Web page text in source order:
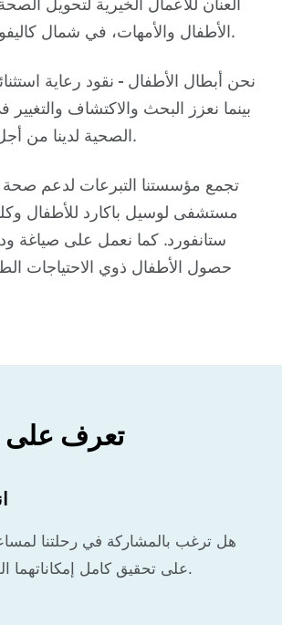
العنان للأعمال الخيرية لتحويل
الأطفال والأمهات، في شمال كاليفورنيا وحول العالم.
نحن أبطال الأطفال - نقود رعاية
بينما نعزز البحث والاكتشاف والتغيير
الصحية لدينا من أجل مستقبل أفضل.
تجمع مؤسستنا التبرعات لدعم
مستشفى لوسيل باكارد للأطفال
ستانفورد. كما نعمل على صياغة
حصول الأطفال ذوي الاحتياجات
تعرف على
هل ترغب بالمشاركة في رحلتنا
على تحقيق كامل إمكاناتهما الصحية؟ انضم إلينا.